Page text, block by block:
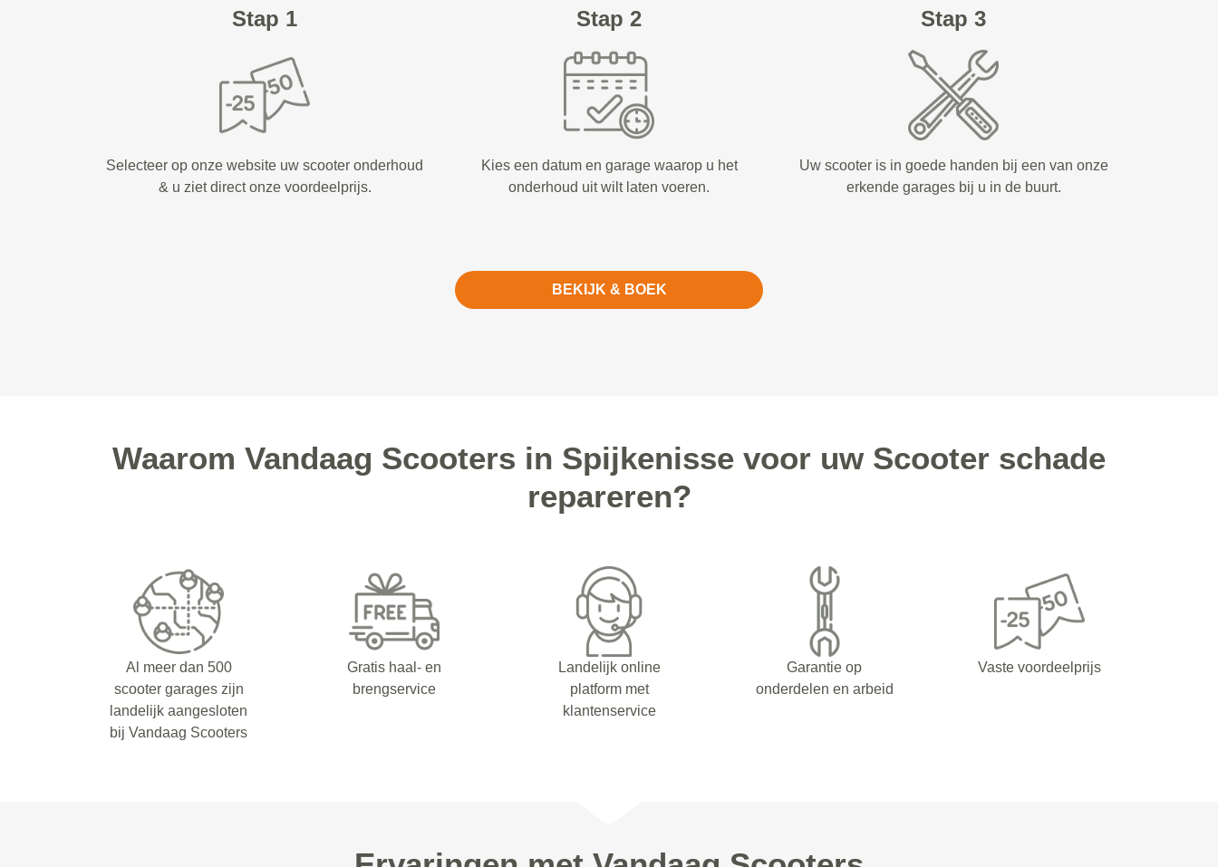
Stap 1
Selecteer op onze website uw scooter onderhoud
& u ziet direct onze voordeelprijs.
Stap 2
Kies een datum en garage waarop u het
onderhoud uit wilt laten voeren.
Stap 3
Uw scooter is in goede handen bij een van onze
erkende garages bij u in de buurt.
BEKIJK & BOEK
Waarom Vandaag Scooters in Spijkenisse voor uw Scooter schade
repareren?
Al meer dan 500
scooter garages zijn
landelijk aangesloten
bij Vandaag Scooters
Gratis haal- en
brengservice
Landelijk online
platform met
klantenservice
Garantie op
onderdelen en arbeid
Vaste voordeelprijs